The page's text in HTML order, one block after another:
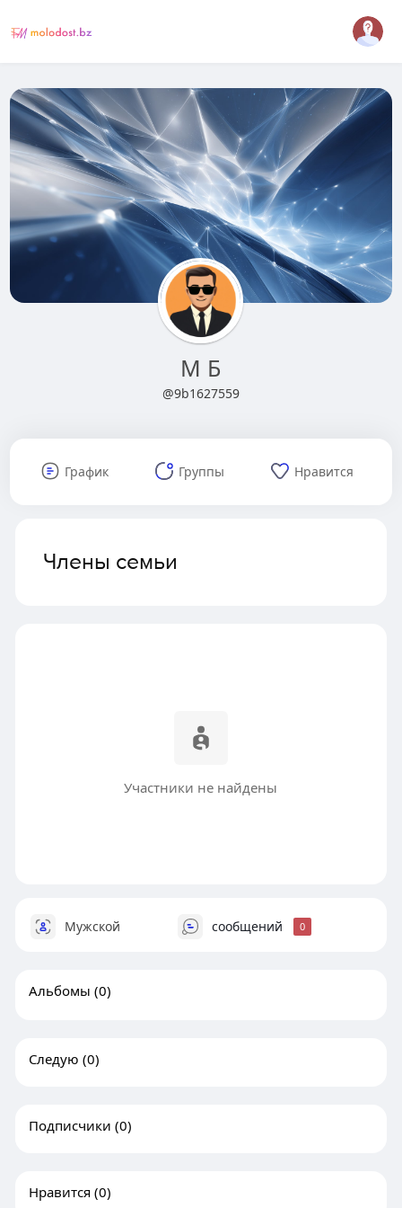
М Б
@9b1627559
График Группы Нравится
Члены семьи
Участники не найдены
Мужской сообщений 0
Альбомы (0)
Следую (0)
Подписчики (0)
Нравится (0)